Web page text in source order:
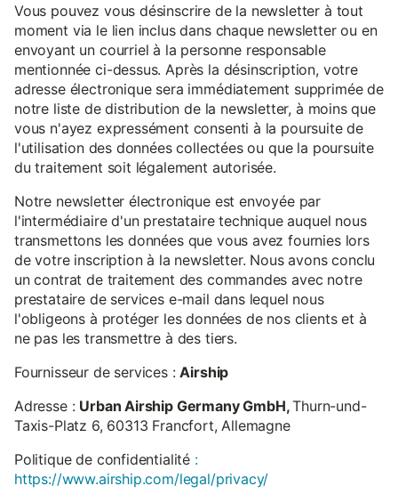
Vous pouvez vous désinscrire de la newsletter à tout
moment via le lien inclus dans chaque newsletter ou en
envoyant un courriel à la personne responsable
mentionnée ci-dessus. Après la désinscription, votre
adresse électronique sera immédiatement supprimée de
notre liste de distribution de la newsletter, à moins que
vous n'ayez expressément consenti à la poursuite de
l'utilisation des données collectées ou que la poursuite
du traitement soit légalement autorisée.
Notre newsletter électronique est envoyée par
l'intermédiaire d'un prestataire technique auquel nous
transmettons les données que vous avez fournies lors
de votre inscription à la newsletter. Nous avons conclu
un contrat de traitement des commandes avec notre
prestataire de services e-mail dans lequel nous
l'obligeons à protéger les données de nos clients et à
ne pas les transmettre à des tiers.
Fournisseur de services :Airship
Adresse : Urban Airship Germany GmbH,Thurn-und-
Taxis-Platz 6, 60313 Francfort, Allemagne
Politique de confidentialité :
https://www.airship.com/legal/privacy/